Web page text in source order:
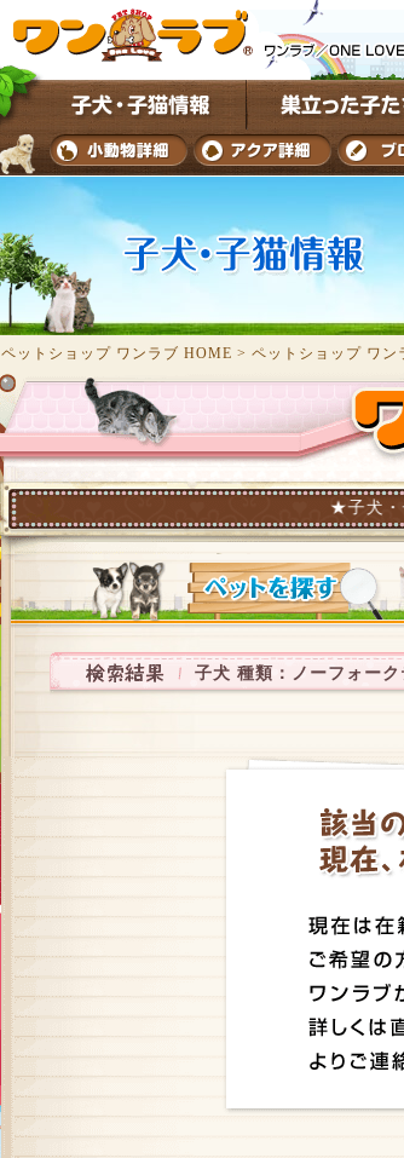
ペットショップ ワンラブ HOME > ペットショップ ワン
★子犬・子猫の在籍情
子犬 種類：ノーフォーク